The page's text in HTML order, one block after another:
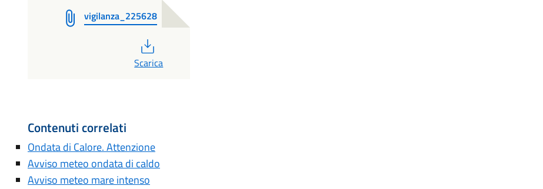
vigilanza_225628
Scarica
Contenuti correlati
Ondata di Calore. Attenzione
Avviso meteo ondata di caldo
Avviso meteo mare intenso